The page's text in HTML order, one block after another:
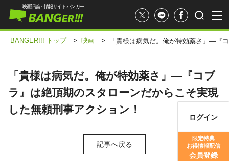
映画評価
映画評論・情報サイト バンガー
ログイン
限定特典
お得情報配信
会員登録
BANGER!!! トップ > 映画 > 「貴様は病気だ。俺が特効薬さ」―『
「貴様は病気だ。俺が特効薬さ」―『コブ
ラ』は絶頂期のスタローンだからこそ実現
した無頼刑事アクション！
記事へ戻る